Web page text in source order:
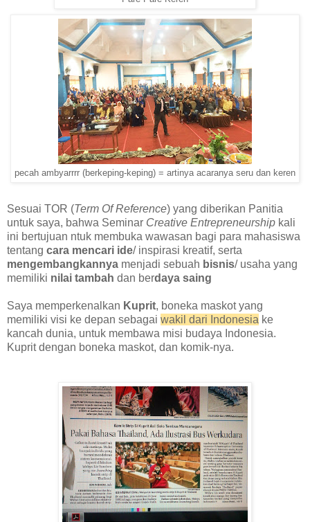
pecah ambyarrrr (berkeping-keping) = artinya acaranya seru dan keren
Sesuai TOR (Term Of Reference) yang diberikan Panitia
untuk saya, bahwa Seminar Creative Entrepreneurship kali
ini bertujuan ntuk membuka wawasan bagi para mahasiswa
tentang cara mencari ide/ inspirasi kreatif, serta
mengembangkannya menjadi sebuah bisnis/ usaha yang
memiliki nilai tambah dan berdaya saing
Saya memperkenalkan Kuprit, boneka maskot yang
memiliki visi ke depan sebagai wakil dari Indonesia ke
kancah dunia, untuk membawa misi budaya Indonesia.
Kuprit dengan boneka maskot, dan komik-nya.